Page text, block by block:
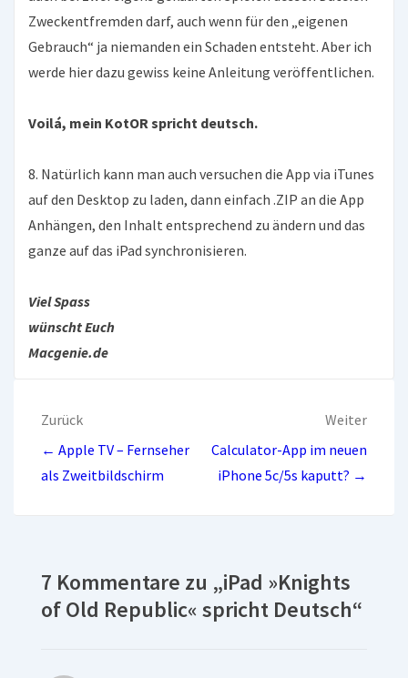
Zweckentfremden darf, auch wenn für den „eigenen
Gebrauch“ ja niemanden ein Schaden entsteht. Aber ich
werde hier dazu gewiss keine Anleitung veröffentlichen.
Voilá, mein KotOR spricht deutsch.
8. Natürlich kann man auch versuchen die App via iTunes
auf den Desktop zu laden, dann einfach .ZIP an die App
Anhängen, den Inhalt entsprechend zu ändern und das
ganze auf das iPad synchronisieren.
Viel Spass
wünscht Euch
Macgenie.de
Beitragsnavigation
Zurück
← Apple TV – Fernseher
als Zweitbildschirm
Weiter
Calculator-App im neuen
iPhone 5c/5s kaputt? →
7 Kommentare zu „iPad »Knights
of Old Republic« spricht Deutsch“